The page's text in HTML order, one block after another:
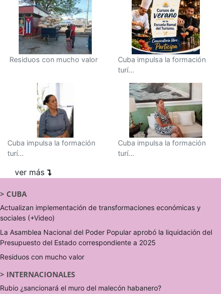
Residuos con mucho valor
Cuba impulsa la formación
turí...
Cuba impulsa la formación
turí...
Cuba impulsa la formación
turí...
ver más
> CUBA
Actualizan implementación de transformaciones económicas y
sociales (+Video)
La Asamblea Nacional del Poder Popular aprobó la liquidación del
Presupuesto del Estado correspondiente a 2025
Residuos con mucho valor
> INTERNACIONALES
Rubio ¿sancionará el muro del malecón habanero?